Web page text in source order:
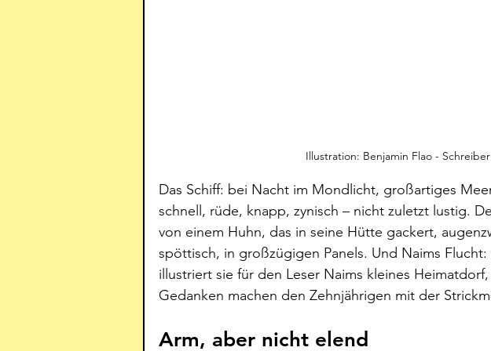
Illustration: Benjamin Flao -
Das Schiff: bei Nacht im Mondlicht, großartiges
schnell, rüde, knapp, zynisch – nicht zuletzt lustig.
von einem Huhn, das in seine Hütte gackert,
spöttisch, in großzügigen Panels. Und Naims
illustriert sie für den Leser Naims kleines
Gedanken machen den Zehnjährigen mit der
Arm, aber nicht elend